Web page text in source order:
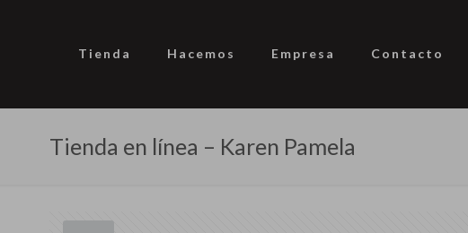
Tienda Hacemos Empresa Contacto
Tienda en línea – Karen Pamela